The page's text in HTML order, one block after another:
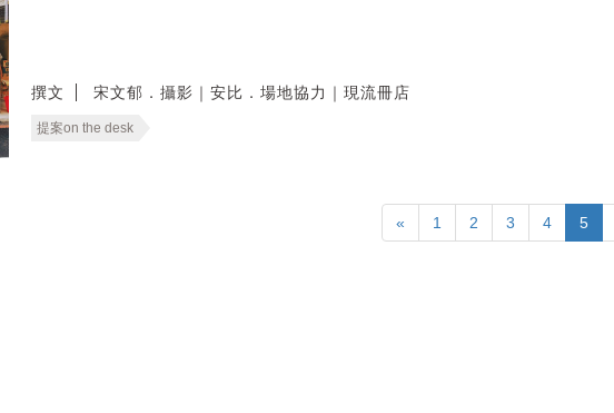
撰文 宋文郁．攝影｜安比．場地協力｜現流冊店
提案on the desk
« 1 2 3 4 5